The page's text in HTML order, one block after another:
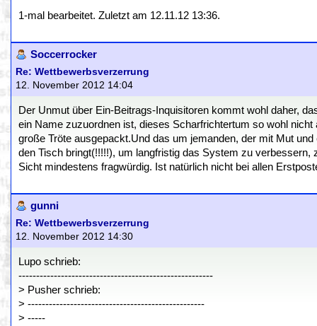
1-mal bearbeitet. Zuletzt am 12.11.12 13:36.
Soccerrocker
Re: Wettbewerbsverzerrung
12. November 2012 14:04
Der Unmut über Ein-Beitrags-Inquisitoren kommt wohl daher,
ein Name zuzuordnen ist, dieses Scharfrichtertum so wohl
große Tröte ausgepackt.Und das um jemanden, der mit Mut
den Tisch bringt(!!!!!), um langfristig das System zu
Sicht mindestens fragwürdig. Ist natürlich nicht bei allen
gunni
Re: Wettbewerbsverzerrung
12. November 2012 14:30
Lupo schrieb:
-------------------------------------------------------
> Pusher schrieb:
> --------------------------------------------------
> -----